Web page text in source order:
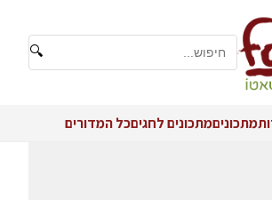
🔍
מתכוניםמתכונים לחגיםכל המדורים